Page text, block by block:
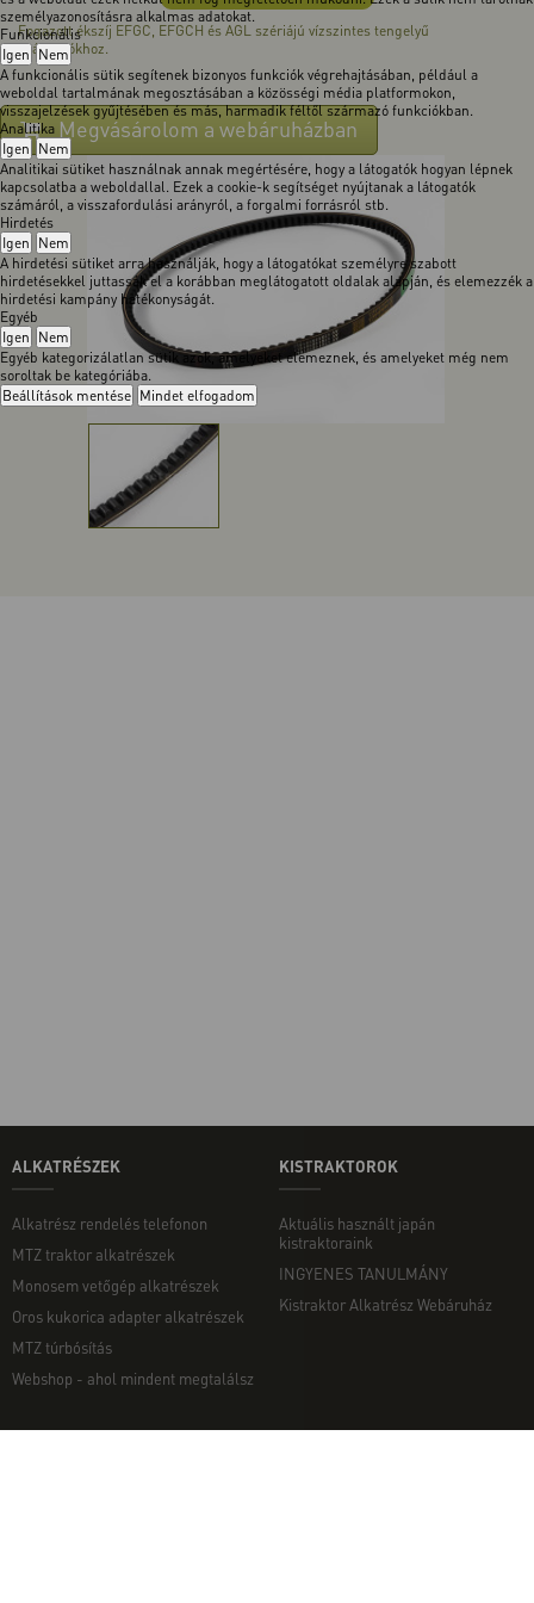
személyazonosításra alkalmas adatokat.
Funkcionális
Igen Nem
A funkcionális sütik segítenek bizonyos funkciók végrehajtásában, például a
weboldal tartalmának megosztásában a közösségi média platformokon,
visszajelzések gyűjtésében és más, harmadik féltől származó funkciókban.
Analitika
Igen Nem
Analitikai sütiket használnak annak megértésére, hogy a látogatók hogyan lépnek
kapcsolatba a weboldallal. Ezek a cookie-k segítséget nyújtanak a látogatók
számáról, a visszafordulási arányról, a forgalmi forrásról stb.
Hirdetés
Igen Nem
A hirdetési sütiket arra használják, hogy a látogatókat személyre szabott
hirdetésekkel juttassák el a korábban meglátogatott oldalak alapján, és elemezzék a
hirdetési kampány hatékonyságát.
Egyéb
Igen Nem
Egyéb kategorizálatlan sütik azok, amelyeket elemeznek, és amelyeket még nem
soroltak be kategóriába.
Beállítások mentése Mindet elfogadom
Fogazott ékszíj EFGC, EFGCH és AGL szériájú vízszintes tengelyű
szárzúzókhoz.
Megvásárolom a webáruházban
ALKATRÉSZEK
Alkatrész rendelés telefonon
MTZ traktor alkatrészek
Monosem vetőgép alkatrészek
Oros kukorica adapter alkatrészek
MTZ túrbósítás
Webshop - ahol mindent megtalálsz
KISTRAKTOROK
Aktuális használt japán
kistraktoraink
INGYENES TANULMÁNY
Kistraktor Alkatrész Webáruház